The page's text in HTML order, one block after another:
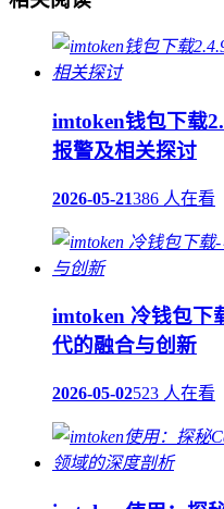
imtoken钱包下载
报警及相关探讨
2026-05-21386 人在看
imtoken 冷钱包下
代的融合与创新
2026-05-02523 人在看